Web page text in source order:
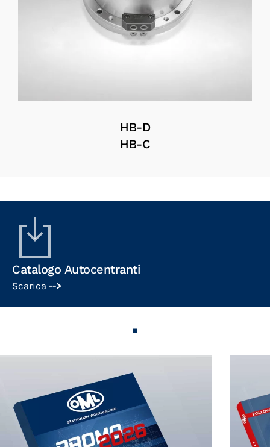
HB-D
HB-C
Catalogo Autocentranti
Scarica -->